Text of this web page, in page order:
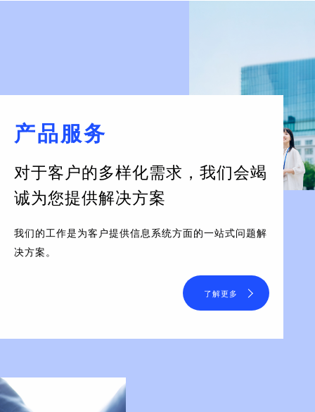
产品服务
对于客户的多样化需求， 我们会竭
诚为您提供解决方案
我们的工作是为客户提供信息系统方面的一站式问题解
决方案。
了解更多